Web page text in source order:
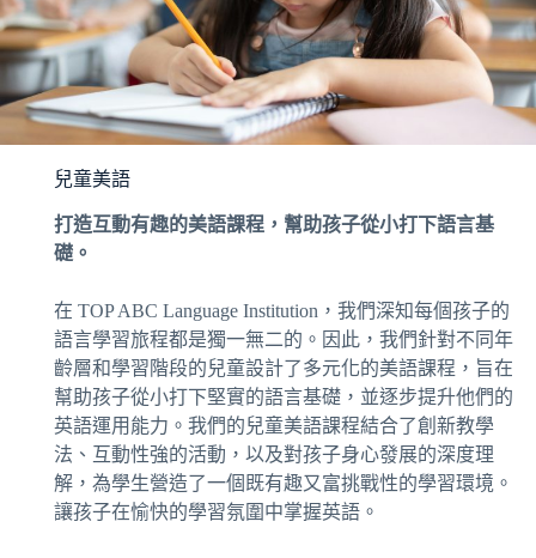
兒童美語
打造互動有趣的美語課程，幫助孩子從小打下語言基
礎。
在 TOP ABC Language Institution，我們深知每個孩子的
語言學習旅程都是獨一無二的。因此，我們針對不同年
齡層和學習階段的兒童設計了多元化的美語課程，旨在
幫助孩子從小打下堅實的語言基礎，並逐步提升他們的
英語運用能力。我們的兒童美語課程結合了創新教學
法、互動性強的活動，以及對孩子身心發展的深度理
解，為學生營造了一個既有趣又富挑戰性的學習環境。
讓孩子在愉快的學習氛圍中掌握英語。